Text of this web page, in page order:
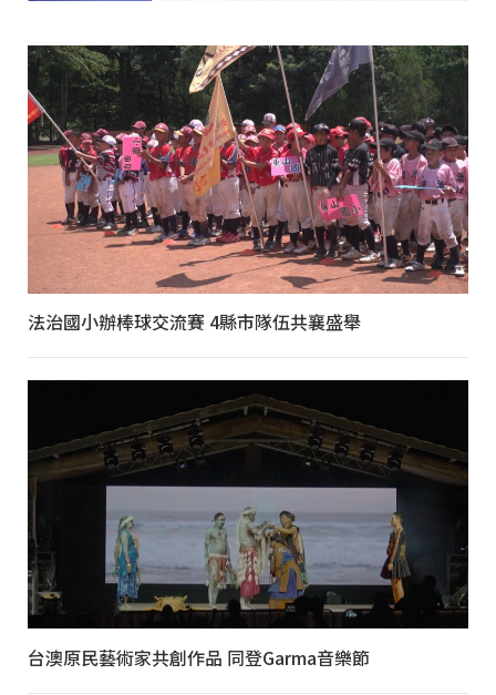
法治國小辦棒球交流賽 4縣市隊伍共襄盛舉
台澳原民藝術家共創作品 同登Garma音樂節